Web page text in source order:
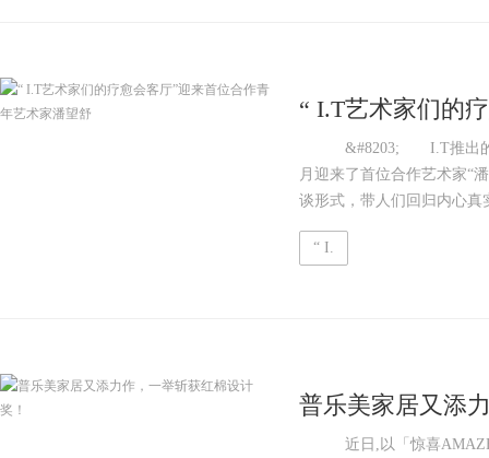
“ I.T艺术家们的
潘望舒
&#8203; I.T推出的全
月迎来了首位合作艺术家“
谈形式，带人们回归内心真
“ I.
普乐美家居又添
近日,以「惊喜AMAZE